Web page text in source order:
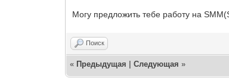
Могу предложить тебе работу на
Поиск
« Предыдущая |Следующая»